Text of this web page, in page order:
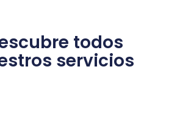
todos
servicios